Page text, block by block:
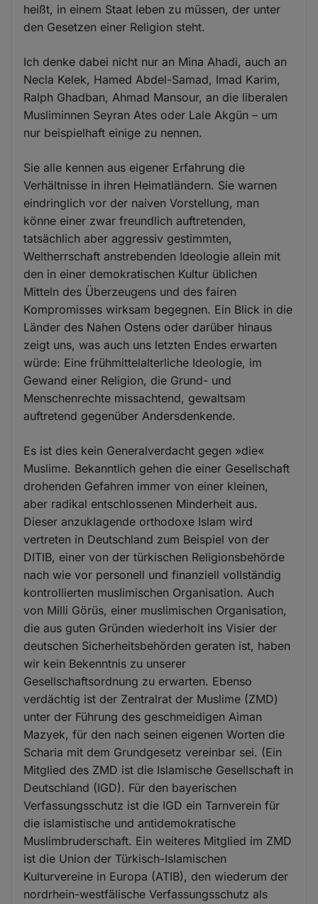
heißt, in einem Staat leben zu müssen, der unter
den Gesetzen einer Religion steht.
Ich denke dabei nicht nur an Mina Ahadi, auch an
Necla Kelek, Hamed Abdel-Samad, Imad Karim,
Ralph Ghadban, Ahmad Mansour, an die liberalen
Musliminnen Seyran Ates oder Lale Akgün – um
nur beispielhaft einige zu nennen.
Sie alle kennen aus eigener Erfahrung die
Verhältnisse in ihren Heimatländern. Sie warnen
eindringlich vor der naiven Vorstellung, man
könne einer zwar freundlich auftretenden,
tatsächlich aber aggressiv gestimmten,
Weltherrschaft anstrebenden Ideologie allein mit
den in einer demokratischen Kultur üblichen
Mitteln des Überzeugens und des fairen
Kompromisses wirksam begegnen. Ein Blick in die
Länder des Nahen Ostens oder darüber hinaus
zeigt uns, was auch uns letzten Endes erwarten
würde: Eine frühmittelalterliche Ideologie, im
Gewand einer Religion, die Grund- und
Menschenrechte missachtend, gewaltsam
auftretend gegenüber Andersdenkende.
Es ist dies kein Generalverdacht gegen »die«
Muslime. Bekanntlich gehen die einer Gesellschaft
drohenden Gefahren immer von einer kleinen,
aber radikal entschlossenen Minderheit aus.
Dieser anzuklagende orthodoxe Islam wird
vertreten in Deutschland zum Beispiel von der
DITIB, einer von der türkischen Religionsbehörde
nach wie vor personell und finanziell vollständig
kontrollierten muslimischen Organisation. Auch
von Milli Görüs, einer muslimischen Organisation,
die aus guten Gründen wiederholt ins Visier der
deutschen Sicherheitsbehörden geraten ist, haben
wir kein Bekenntnis zu unserer
Gesellschaftsordnung zu erwarten. Ebenso
verdächtig ist der Zentralrat der Muslime (ZMD)
unter der Führung des geschmeidigen Aiman
Mazyek, für den nach seinen eigenen Worten die
Scharia mit dem Grundgesetz vereinbar sei. (Ein
Mitglied des ZMD ist die Islamische Gesellschaft in
Deutschland (IGD). Für den bayerischen
Verfassungsschutz ist die IGD ein Tarnverein für
die islamistische und antidemokratische
Muslimbruderschaft. Ein weiteres Mitglied im ZMD
ist die Union der Türkisch-Islamischen
Kulturvereine in Europa (ATIB), den wiederum der
nordrhein-westfälische Verfassungsschutz als